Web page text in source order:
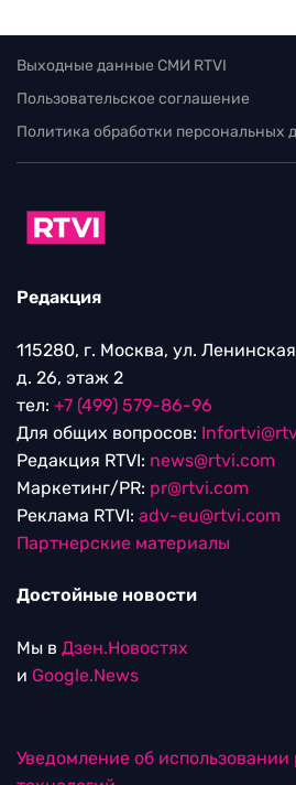
Выходные данные СМИ RTVI
Пользовательское соглашение
Политика обработки персональных
Редакция
115280, г. Москва, ул.
д. 26, этаж 2
тел: +7 (499) 579-86-96
Для общих вопросов:
Редакция RTVI: news@rtvi.com
Маркетинг/PR: pr@rtvi.com
Реклама RTVI: adv-eu@rtvi.com
Партнерские материалы
Достойные новости
Мы в Дзен.Новостях
и Google.News
Уведомление об